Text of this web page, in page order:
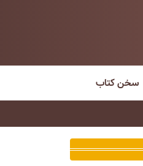
سخن کتاب